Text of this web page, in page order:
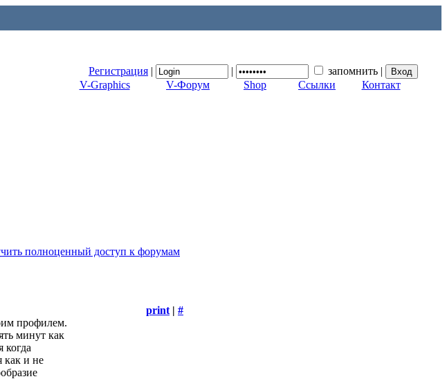
Регистрация | | запомнить |
V-Graphics
V-Форум Shop Ссылки Контакт
полноценный доступ к форумам
print | #
профилем.
минут как
когда
как и не